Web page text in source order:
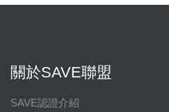
關於SAVE聯盟
SAVE認證介紹